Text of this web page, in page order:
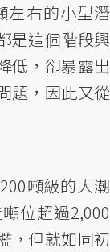
左右的小型潛
是這個階段興
低，卻暴露出
題，因此又從
噸級的大潮
位超過2,000
，但就如同初